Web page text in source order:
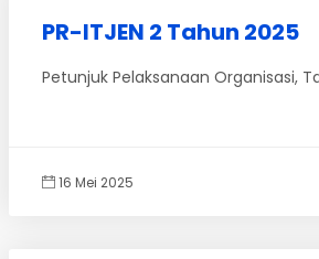
PR-ITJEN 2 Tahun 2025
Petunjuk Pelaksanaan Organisasi,
16 Mei 2025